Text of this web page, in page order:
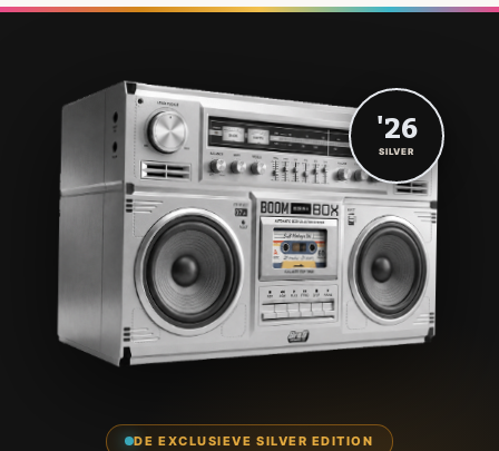
DE EXCLUSIEVE SILVER EDITION
'26
SILVER